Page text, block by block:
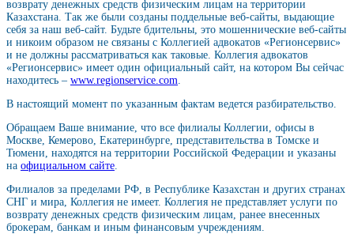
возврату денежных средств физическим лицам на территории
Казахстана. Так же были созданы поддельные веб-сайты, выдающие
себя за наш веб-сайт. Будьте бдительны, это мошеннические веб-сайты
и никоим образом не связаны с Коллегией адвокатов «Регионсервис»
и не должны рассматриваться как таковые. Коллегия адвокатов
«Регионсервис» имеет один официальный сайт, на котором Вы сейчас
находитесь – www.regionservice.com
В настоящий момент по указанным фактам ведется разбирательство.
Обращаем Ваше внимание, что все филиалы Коллегии, офисы в
Москве, Кемерово, Екатеринбурге, представительства в Томске и
Тюмени, находятся на территории Российской Федерации и указаны
на официальном сайте
Филиалов за пределами РФ, в Республике Казахстан и других странах
СНГ и мира, Коллегия не имеет. Коллегия не представляет услуги по
возврату денежных средств физическим лицам, ранее внесенных
брокерам, банкам и иным финансовым учреждениям.